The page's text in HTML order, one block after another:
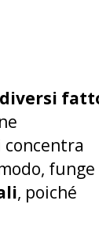
funge
, poiché